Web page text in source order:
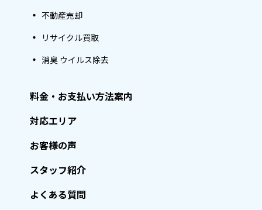
不動産売却
リサイクル買取
消臭 ウイルス除去
料金・お支払い方法案内
対応エリア
お客様の声
スタッフ紹介
よくある質問